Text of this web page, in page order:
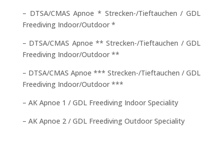
– DTSA/CMAS Apnoe * Strecken-/Tieftauchen / GDL
Freediving Indoor/Outdoor *
– DTSA/CMAS Apnoe ** Strecken-/Tieftauchen / GDL
Freediving Indoor/Outdoor **
– DTSA/CMAS Apnoe *** Strecken-/Tieftauchen / GDL
Freediving Indoor/Outdoor ***
– AK Apnoe 1 / GDL Freediving Indoor Speciality
– AK Apnoe 2 / GDL Freediving Outdoor Speciality